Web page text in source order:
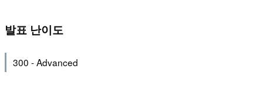
발표 난이도
300 - Advanced